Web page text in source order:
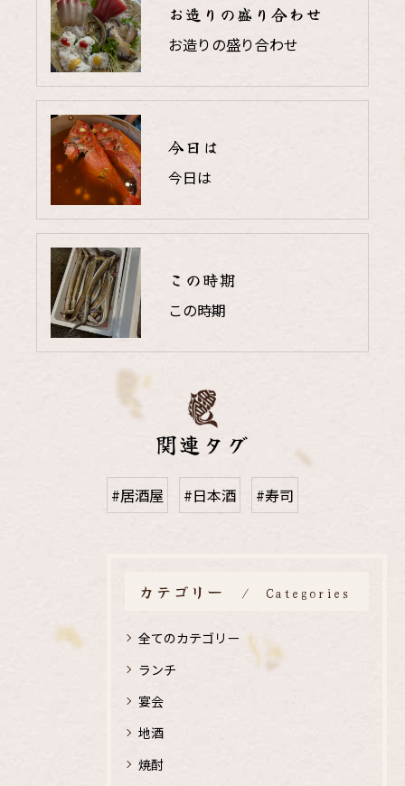
お造りの盛り合わせ
お造りの盛り合わせ
今日は
今日は
この時期
この時期
関連タグ
#居酒屋 #日本酒 #寿司
カテゴリー Categories
全てのカテゴリー
ランチ
宴会
地酒
焼酎